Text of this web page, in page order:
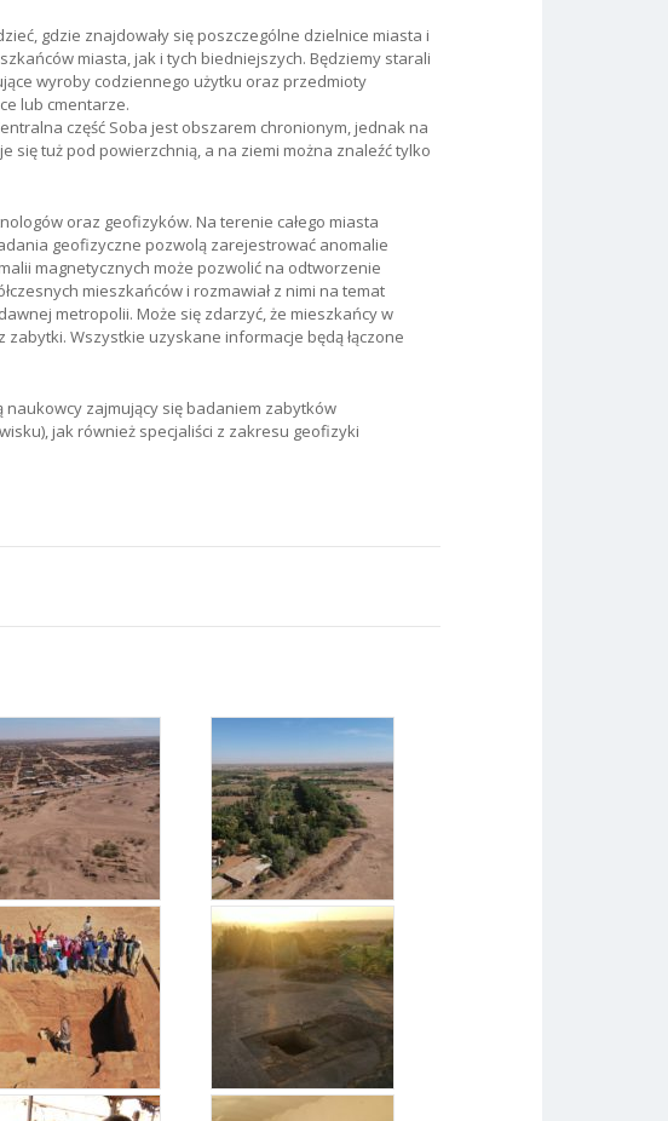
gdzie znajdowały się poszczególne dzielnice miasta i
miasta, jak i tych biedniejszych. Będziemy starali
wyroby codziennego użytku oraz przedmioty
lub cmentarze.
część Soba jest obszarem chronionym, jednak na
tuż pod powierzchnią, a na ziemi można znaleźć tylko
oraz geofizyków. Na terenie całego miasta
geofizyczne pozwolą zarejestrować anomalie
magnetycznych może pozwolić na odtworzenie
mieszkańców i rozmawiał z nimi na temat
metropolii. Może się zdarzyć, że mieszkańcy w
Wszystkie uzyskane informacje będą łączone
naukowcy zajmujący się badaniem zabytków
jak również specjaliści z zakresu geofizyki